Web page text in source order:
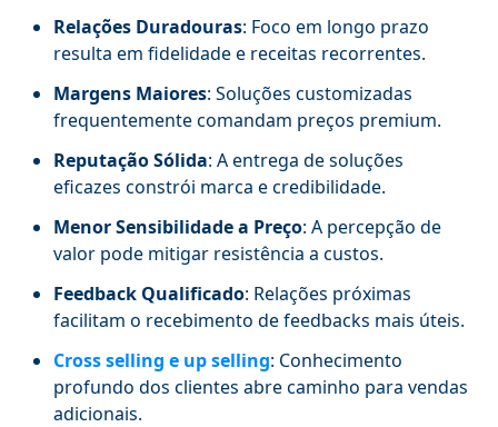
Relações Duradouras: Foco em longo prazo
resulta em fidelidade e receitas recorrentes.
Margens Maiores: Soluções customizadas
frequentemente comandam preços premium.
Reputação Sólida: A entrega de soluções
eficazes constrói marca e credibilidade.
Menor Sensibilidade a Preço: A percepção de
valor pode mitigar resistência a custos.
Feedback Qualificado: Relações próximas
facilitam o recebimento de feedbacks mais úteis.
Cross selling e up selling: Conhecimento
profundo dos clientes abre caminho para vendas
adicionais.